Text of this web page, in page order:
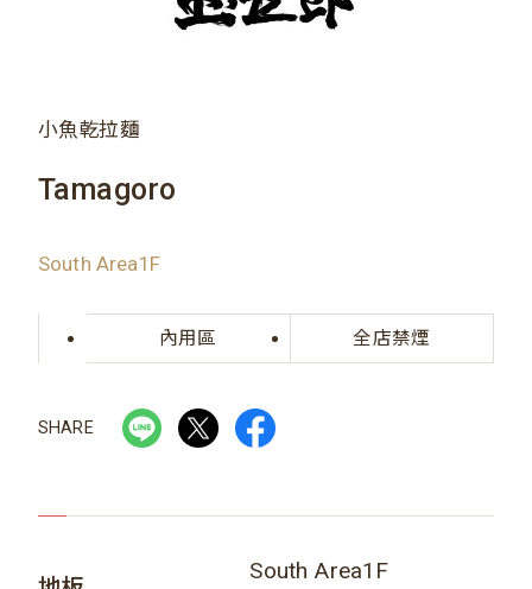
小魚乾拉麵
Tamagoro
South Area1F
內用區 全店禁煙
SHARE
South Area1F